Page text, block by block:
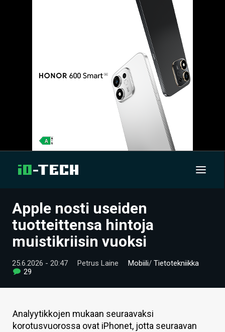
UUTISET
ARTIKKELIT
VIDEOT
HINTA.FI
Apple nosti useiden
tuotteittensa hintoja
muistikriisin vuoksi
25.6.2026 - 20:47 Petrus Laine Mobiili/ Tietotekniikka
29
Analyytikkojen mukaan seuraavaksi
korotusvuorossa ovat iPhonet, jotta seuraavan